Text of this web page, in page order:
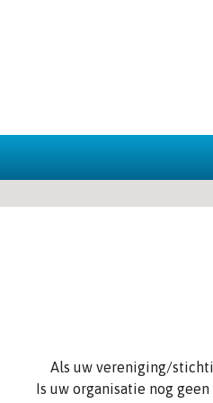
Als uw vereniging/
Is uw organisatie nog